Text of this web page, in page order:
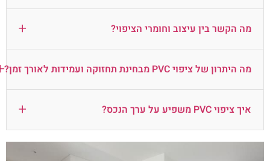
מה הקשר בין עיצוב וחומרי הציפוי? +
מה היתרון של ציפוי PVC מבחינת תחזוקה ועמידות לאורך זמן? +
איך ציפוי PVC משפיע על ערך הנכס? +